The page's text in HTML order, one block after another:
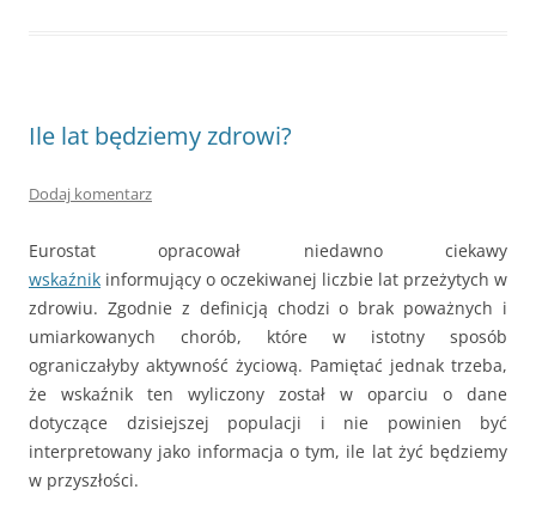
Ile lat będziemy zdrowi?
Dodaj komentarz
Eurostat opracował niedawno ciekawy
wskaźnik informujący o oczekiwanej liczbie lat przeżytych w
zdrowiu. Zgodnie z definicją chodzi o brak poważnych i
umiarkowanych chorób, które w istotny sposób
ograniczałyby aktywność życiową. Pamiętać jednak trzeba,
że wskaźnik ten wyliczony został w oparciu o dane
dotyczące dzisiejszej populacji i nie powinien być
interpretowany jako informacja o tym, ile lat żyć będziemy
w przyszłości.